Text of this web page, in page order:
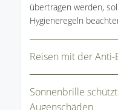
übertragen werden,
Hygieneregeln
Reisen mit der Anti-
Sonnenbrille
Augenschäden